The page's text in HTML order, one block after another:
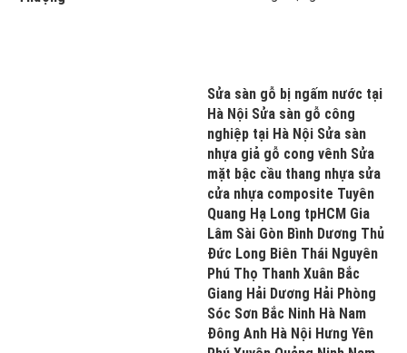
Sửa sàn gỗ bị ngấm nước tại
Hà Nội Sửa sàn gỗ công
nghiệp tại Hà Nội Sửa sàn
nhựa giả gỗ cong vênh Sửa
mặt bậc cầu thang nhựa sửa
cửa nhựa composite Tuyên
Quang Hạ Long tpHCM Gia
Lâm Sài Gòn Bình Dương Thủ
Đức Long Biên Thái Nguyên
Phú Thọ Thanh Xuân Bắc
Giang Hải Dương Hải Phòng
Sóc Sơn Bắc Ninh Hà Nam
Đông Anh Hà Nội Hưng Yên